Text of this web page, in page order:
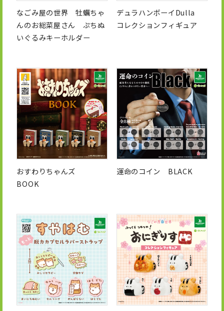
なごみ屋の世界 牡蠣ちゃ
んのお総菜屋さん ぷちぬ
いぐるみキーホルダー
デュラハンボーイDulla
コレクションフィギュア
おすわりちゃんズ
BOOK
運命のコイン BLACK